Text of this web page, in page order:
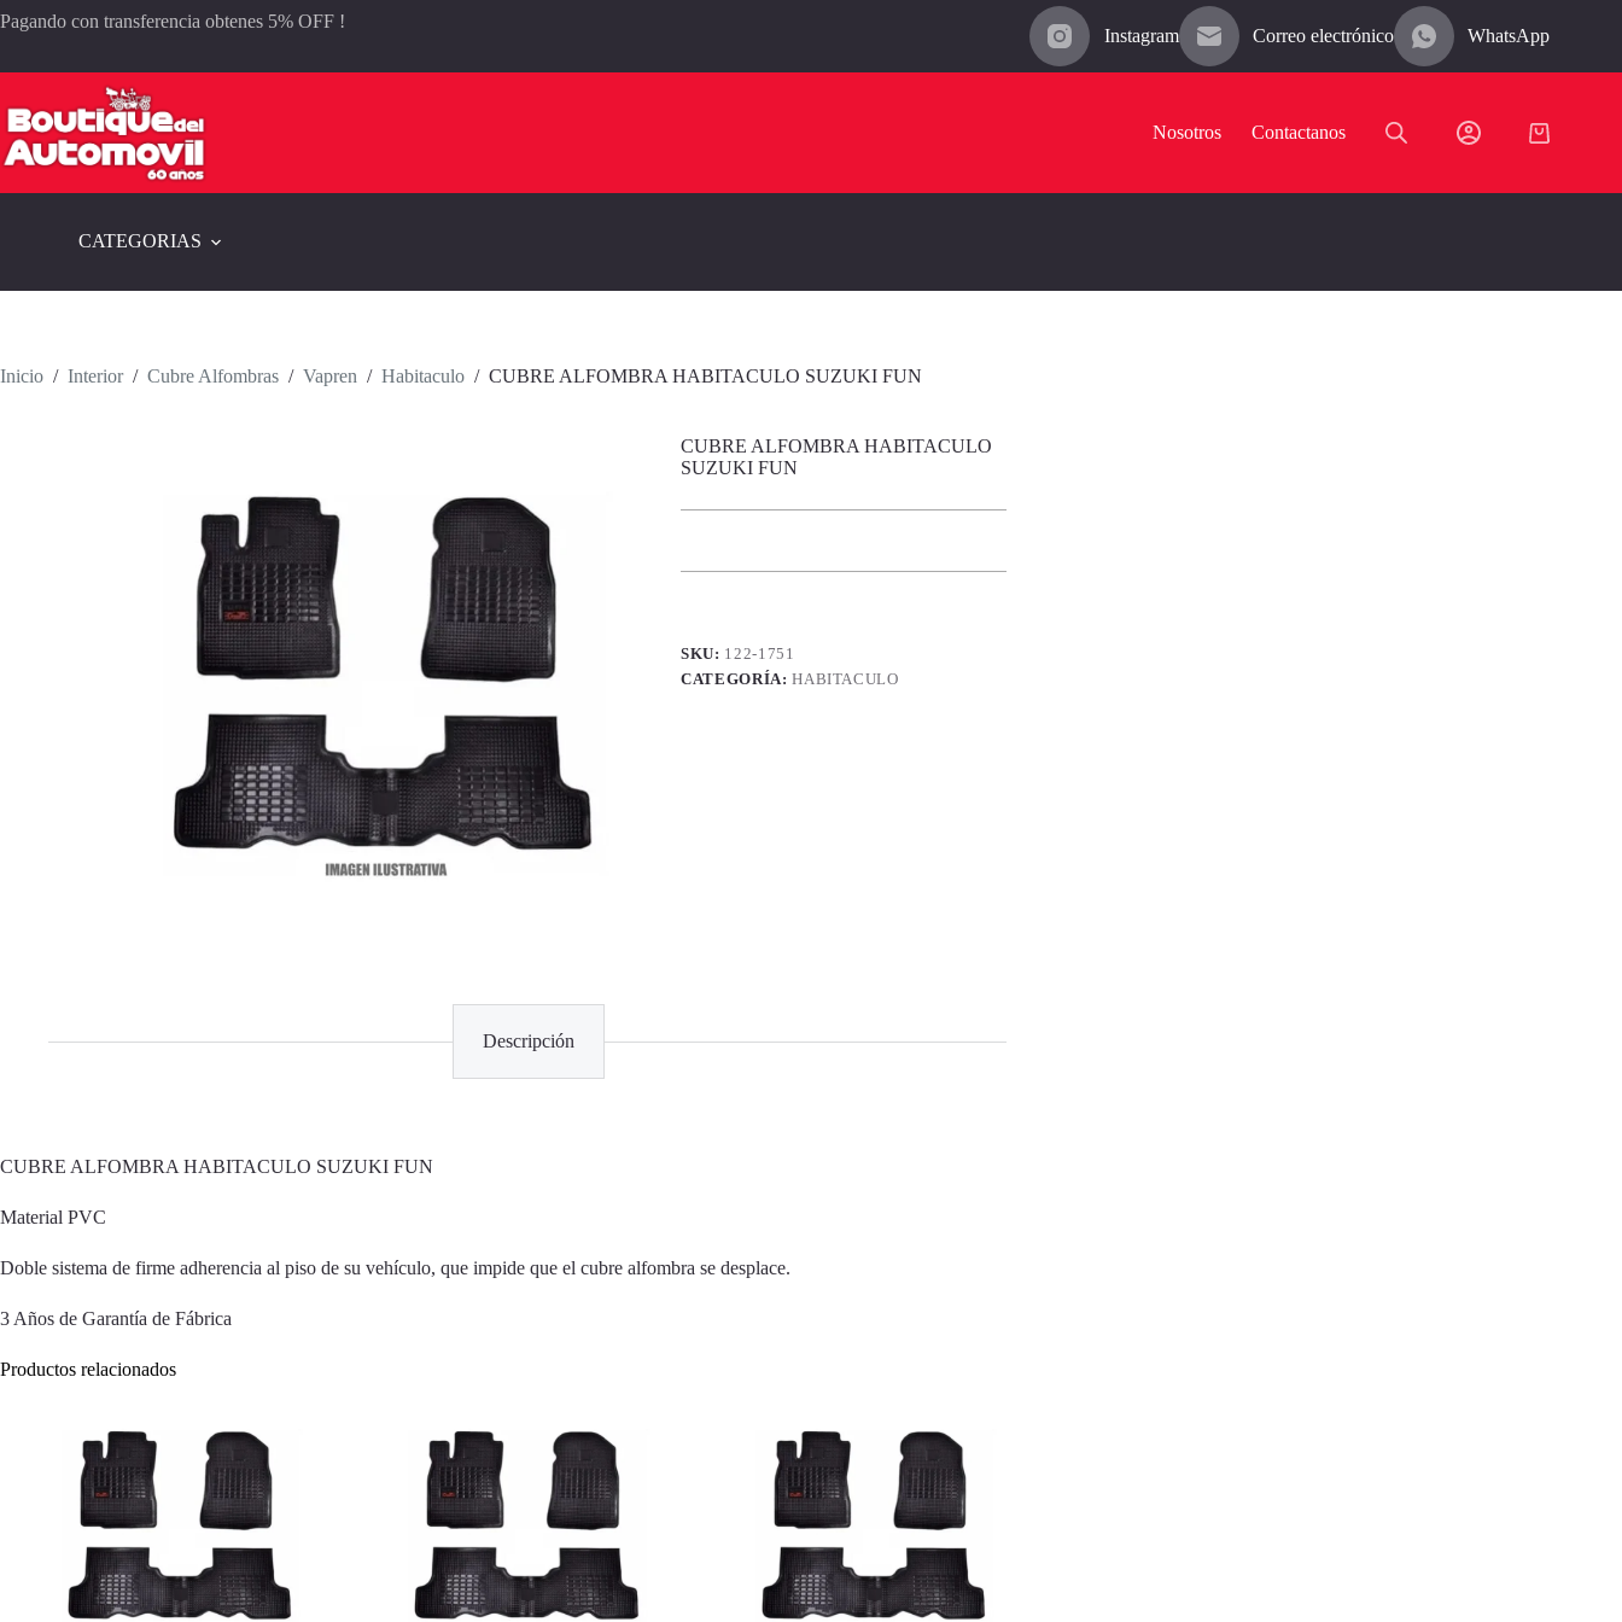
al
Pagando con transferencia obtenes 5% OFF !
Instagram Correo electrónico WhatsApp
Nosotros Contactanos
Carro
CATEGORIAS
Inicio / Interior / Cubre Alfombras / Vapren / Habitaculo / CUBRE ALFOMBRA HABITACULO SUZUKI FUN
CUBRE ALFOMBRA HABITACULO
SUZUKI FUN
SKU: 122-1751
CATEGORÍA:HABITACULO
Descripción
CUBRE ALFOMBRA HABITACULO SUZUKI FUN
Material PVC
Doble sistema de firme adherencia al piso de su vehículo, que impide que el cubre alfombra se desplace.
3 Años de Garantía de Fábrica
Productos relacionados